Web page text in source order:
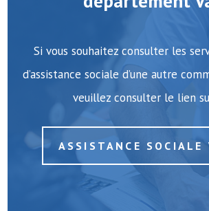
Si vous souhaitez consulter les
d’assistance sociale d’une autre
veuillez consulter le lien
ASSISTANCE SOCIALE